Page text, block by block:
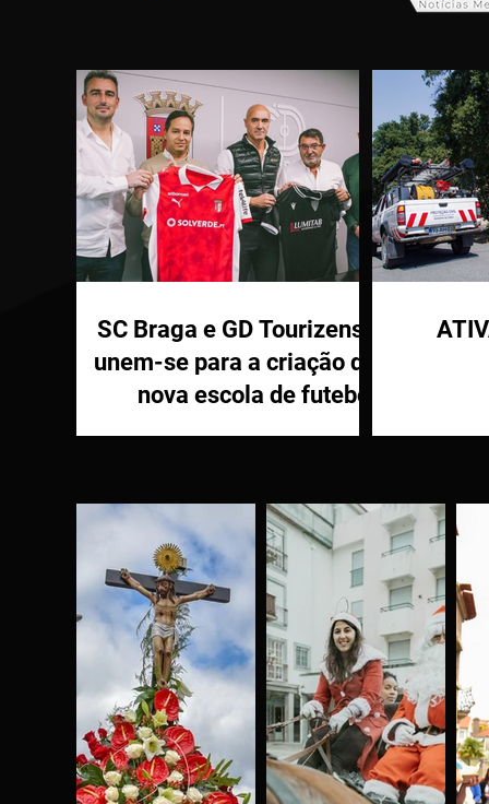
SC Braga e GD Tourizense
unem-se para a criação de
nova escola de futebol